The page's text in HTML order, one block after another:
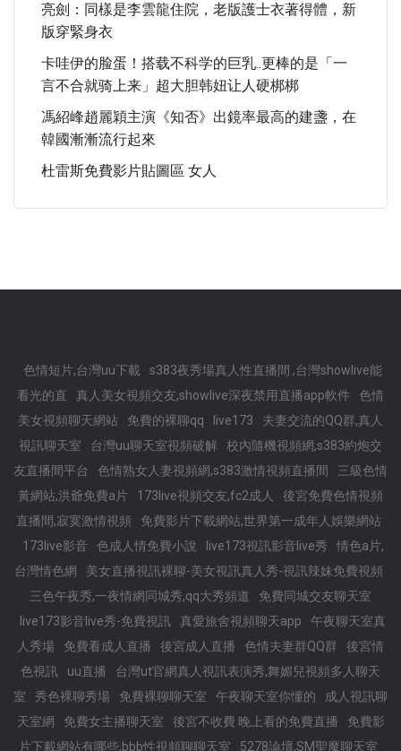
亮劍：同樣是李雲龍住院，老版護士衣著得體，新
版穿緊身衣
卡哇伊的脸蛋！搭载不科学的巨乳..更棒的是「一
言不合就骑上来」超大胆韩妞让人硬梆梆
馮紹峰趙麗穎主演《知否》出鏡率最高的建盞，在
韓國漸漸流行起來
杜雷斯免費影片貼圖區 女人
色情短片,台灣uu下載
s383夜秀場真人性直播間 ,台灣showlive能
看光的直
真人美女視頻交友,showlive深夜禁用直播app軟件
色情
美女視頻聊天網站
免費的裸聊qq live173
夫妻交流的QQ群,真人
視訊聊天室
台灣uu聊天室視頻破解
校內隨機視頻網,s383約炮交
友直播間平台
色情熟女人妻視頻網,s383激情視頻直播間
三級色情
黃網站,洪爺免費a片
173live視頻交友,fc2成人
後宮免費色情視頻
直播間,寂寞激情視頻
免費影片下載網站,世界第一成年人娛樂網站
173live影音
色成人情免費小說 live173視訊影音live秀
情色a片,
台灣情色網
美女直播視訊裸聊-美女視訊真人秀-視訊辣妹免費視頻
三色午夜秀,一夜情網同城秀,qq大秀頻道
免費同城交友聊天室
live173影音live秀-免費視訊
真愛旅舍視頻聊天app
午夜聊天室真
人秀場
免費看成人直播 後宮成人直播 色情夫妻群QQ群
後宮情
色視訊
uu直播
台灣ut官網真人視訊表演秀,舞媚兒視頻多人聊天
室
秀色裸聊秀場 免費裸聊聊天室 午夜聊天室你懂的
成人視訊聊
天室網
免費女主播聊天室 後宮不收費 晚上看的免費直播
免費影
片下載網站有哪些,bbb性視頻聊聊天室
5278論壇,SM聖魔聊天室